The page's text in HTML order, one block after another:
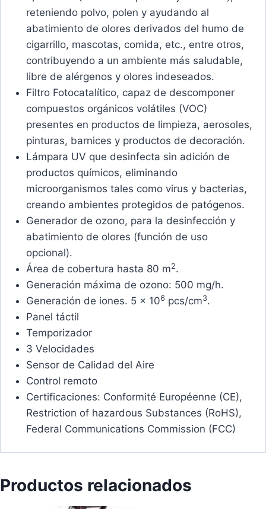
reteniendo polvo, polen y ayudando al
abatimiento de olores derivados del humo de
cigarrillo, mascotas, comida, etc., entre otros,
contribuyendo a un ambiente más saludable,
libre de alérgenos y olores indeseados.
Filtro Fotocatalítico, capaz de descomponer
compuestos orgánicos volátiles (VOC)
presentes en productos de limpieza, aerosoles,
pinturas, barnices y productos de decoración.
Lámpara UV que desinfecta sin adición de
productos químicos, eliminando
microorganismos tales como virus y bacterias,
creando ambientes protegidos de patógenos.
Generador de ozono, para la desinfección y
abatimiento de olores (función de uso
opcional).
Área de cobertura hasta 80 m2.
Generación máxima de ozono: 500 mg/h.
Generación de iones. 5 x 106 pcs/cm3.
Panel táctil
Temporizador
3 Velocidades
Sensor de Calidad del Aire
Control remoto
Certificaciones: Conformité Européenne (CE),
Restriction of hazardous Substances (RoHS),
Federal Communications Commission (FCC)
Productos relacionados